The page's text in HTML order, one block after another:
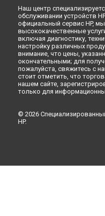
Наш центр
обслуживании устройств
официальный сервис HP,
высококачественные
включая диагностику,
настройку различных
внимание, что цены,
окончательными; для
пожалуйста, свяжитесь с
стоит отметить, что
нашем сайте,
только для
© 2026
HP.